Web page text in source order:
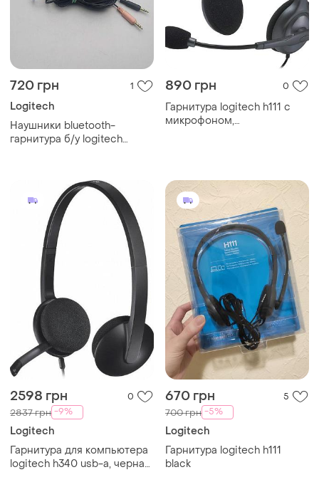
720 грн 1
Logitech
Наушники bluetooth-
гарнитура б/у logitech
890 грн 0
Гарнитура logitech h111 с
микрофоном,
2598 грн 0
2837 грн -9%
Logitech
Гарнитура для компьютера
logitech h340 usb-a, черная
670 грн 5
700 грн -5%
Logitech
Гарнитура logitech h111
black